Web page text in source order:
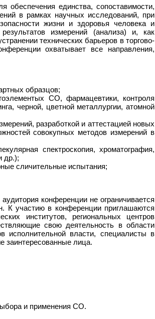
единства, сопоставимости,
в рамках научных исследований, при
жизни и здоровья человека и
измерений (анализа) и, как
технических барьеров в торгово-
охватывает все направления,
образцов;
СО, фармацевтики, контроля
черной, цветной металлургии, атомной
разработкой и аттестацией новых
совокупных методов измерений в
спектроскопия, хроматография,
др.);
сличительные испытания;
конференции не ограничивается
К участию в конференции приглашаются
институтов, региональных центров
свою деятельность в области
исполнительной власти, специалисты в
заинтересованные лица.
и применения СО.